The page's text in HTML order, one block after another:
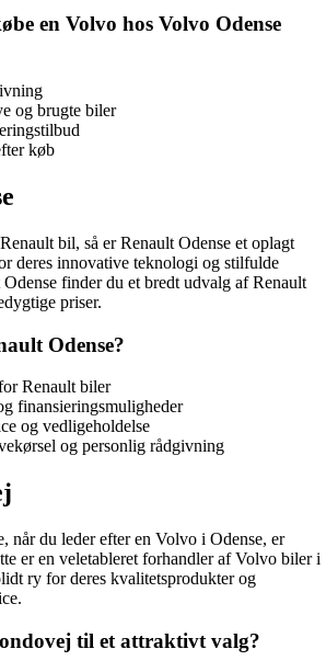
en Volvo hos Volvo Odense
og brugte biler
køb
bil, så er Renault Odense et oplagt
deres innovative teknologi og stilfulde
finder du et bredt udvalg af Renault
priser.
Odense?
Renault biler
finansieringsmuligheder
og vedligeholdelse
og personlig rådgivning
når du leder efter en Volvo i Odense, er
er en veletableret forhandler af Volvo biler i
ry for deres kvalitetsprodukter og
til et attraktivt valg?